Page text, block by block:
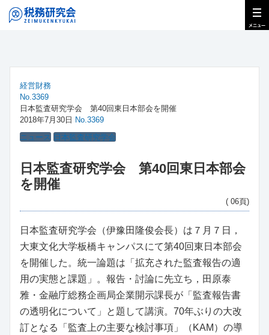
経営財務
No.3369
日本監査研究学会 第40回東日本部会を開催
2018年7月30日 No.3369
ニュース 日本監査研究学会
日本監査研究学会 第40回東日本部会
を開催
( 06頁)
日本監査研究学会（伊豫田隆俊会長）は７月７日，
大東文化大学板橋キャンパスにて第40回東日本部会
を開催した。統一論題は「拡充された監査報告の適
用の実態と課題」。報告・討論に先立ち，田原泰
雅・金融庁総務企画局企業開示課長が「監査報告書
の透明化について」と題して講演。70年ぶりの大改
訂となる「監査上の主要な検討事項」（KAM）の導